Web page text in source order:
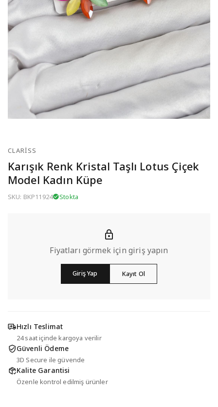
CLARISS
Karışık Renk Kristal Taşlı Lotus Çiçek
Model Kadın Küpe
SKU: BKP11924 Stokta
Fiyatları görmek için giriş yapın
Giriş Yap Kayıt Ol
Hızlı Teslimat
24 saat içinde kargoya verilir
Güvenli Ödeme
3D Secure ile güvende
Kalite Garantisi
Özenle kontrol edilmiş ürünler